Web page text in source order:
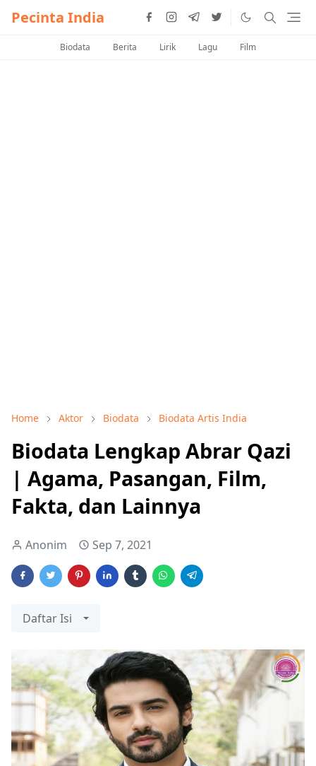
Pecinta India
Biodata Berita Lirik Lagu Film
Home Aktor Biodata Biodata Artis India
Biodata Lengkap Abrar Qazi
| Agama, Pasangan, Film,
Fakta, dan Lainnya
Anonim Sep 7, 2021
Daftar Isi